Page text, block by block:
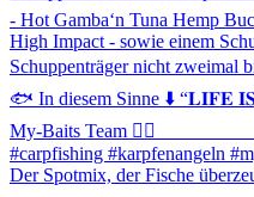
Der Spotmix, der Fische